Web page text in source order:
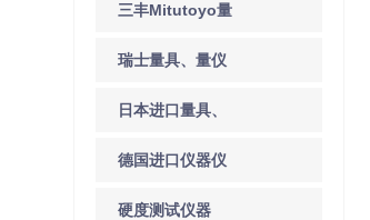
三丰Mitutoyo量
具量仪
瑞士量具、量仪
日本进口量具、
量仪
德国进口仪器仪
表
硬度测试仪器